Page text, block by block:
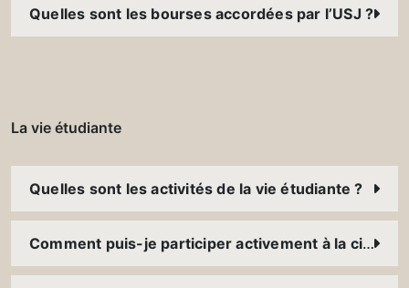
Quelles sont les bourses accordées par l’USJ ?
La vie étudiante
Quelles sont les activités de la vie étudiante ?
Comment puis-je participer activement à la citoyenneté ?